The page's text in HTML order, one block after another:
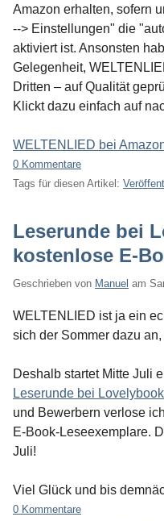
Amazon erhalten, sofern
--> Einstellungen" die
aktiviert ist. Ansonsten
Gelegenheit,
Dritten – auf Qualität
Klickt dazu einfach auf
WELTENLIED bei
0 Kommentare
Tags für diesen Artikel:
Leserunde bei
kostenlose E-
Geschrieben von Manuel am
WELTENLIED ist ja ein
sich der Sommer dazu
Deshalb startet Mitte Juli
Leserunde bei
und Bewerbern verlose
E-Book-Leseexemplare.
Juli!
Viel Glück und bis
0 Kommentare